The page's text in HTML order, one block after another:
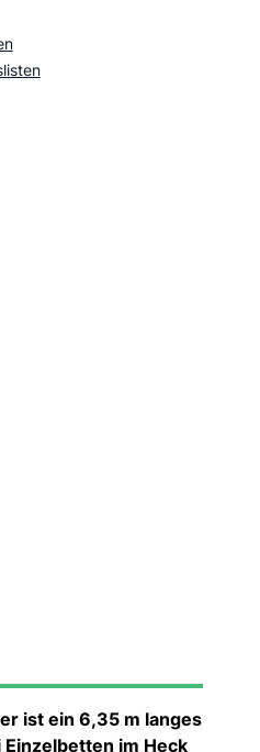
ist ein 6,35 m langes
im Heck